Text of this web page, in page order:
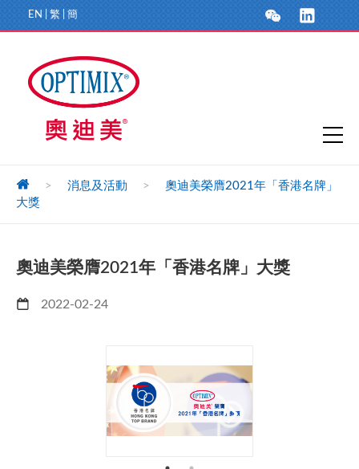
EN 繁 簡
> 消息及活動 >
奧迪美榮膺2021年「香港名牌」
大獎
奧迪美榮膺2021年「香港名牌」大獎
2022-02-24